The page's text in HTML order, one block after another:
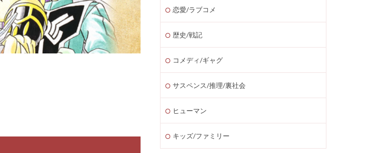
恋愛/ラブコメ
歴史/戦記
コメディ/ギャグ
サスペンス/推理/裏社会
ヒューマン
キッズ/ファミリー